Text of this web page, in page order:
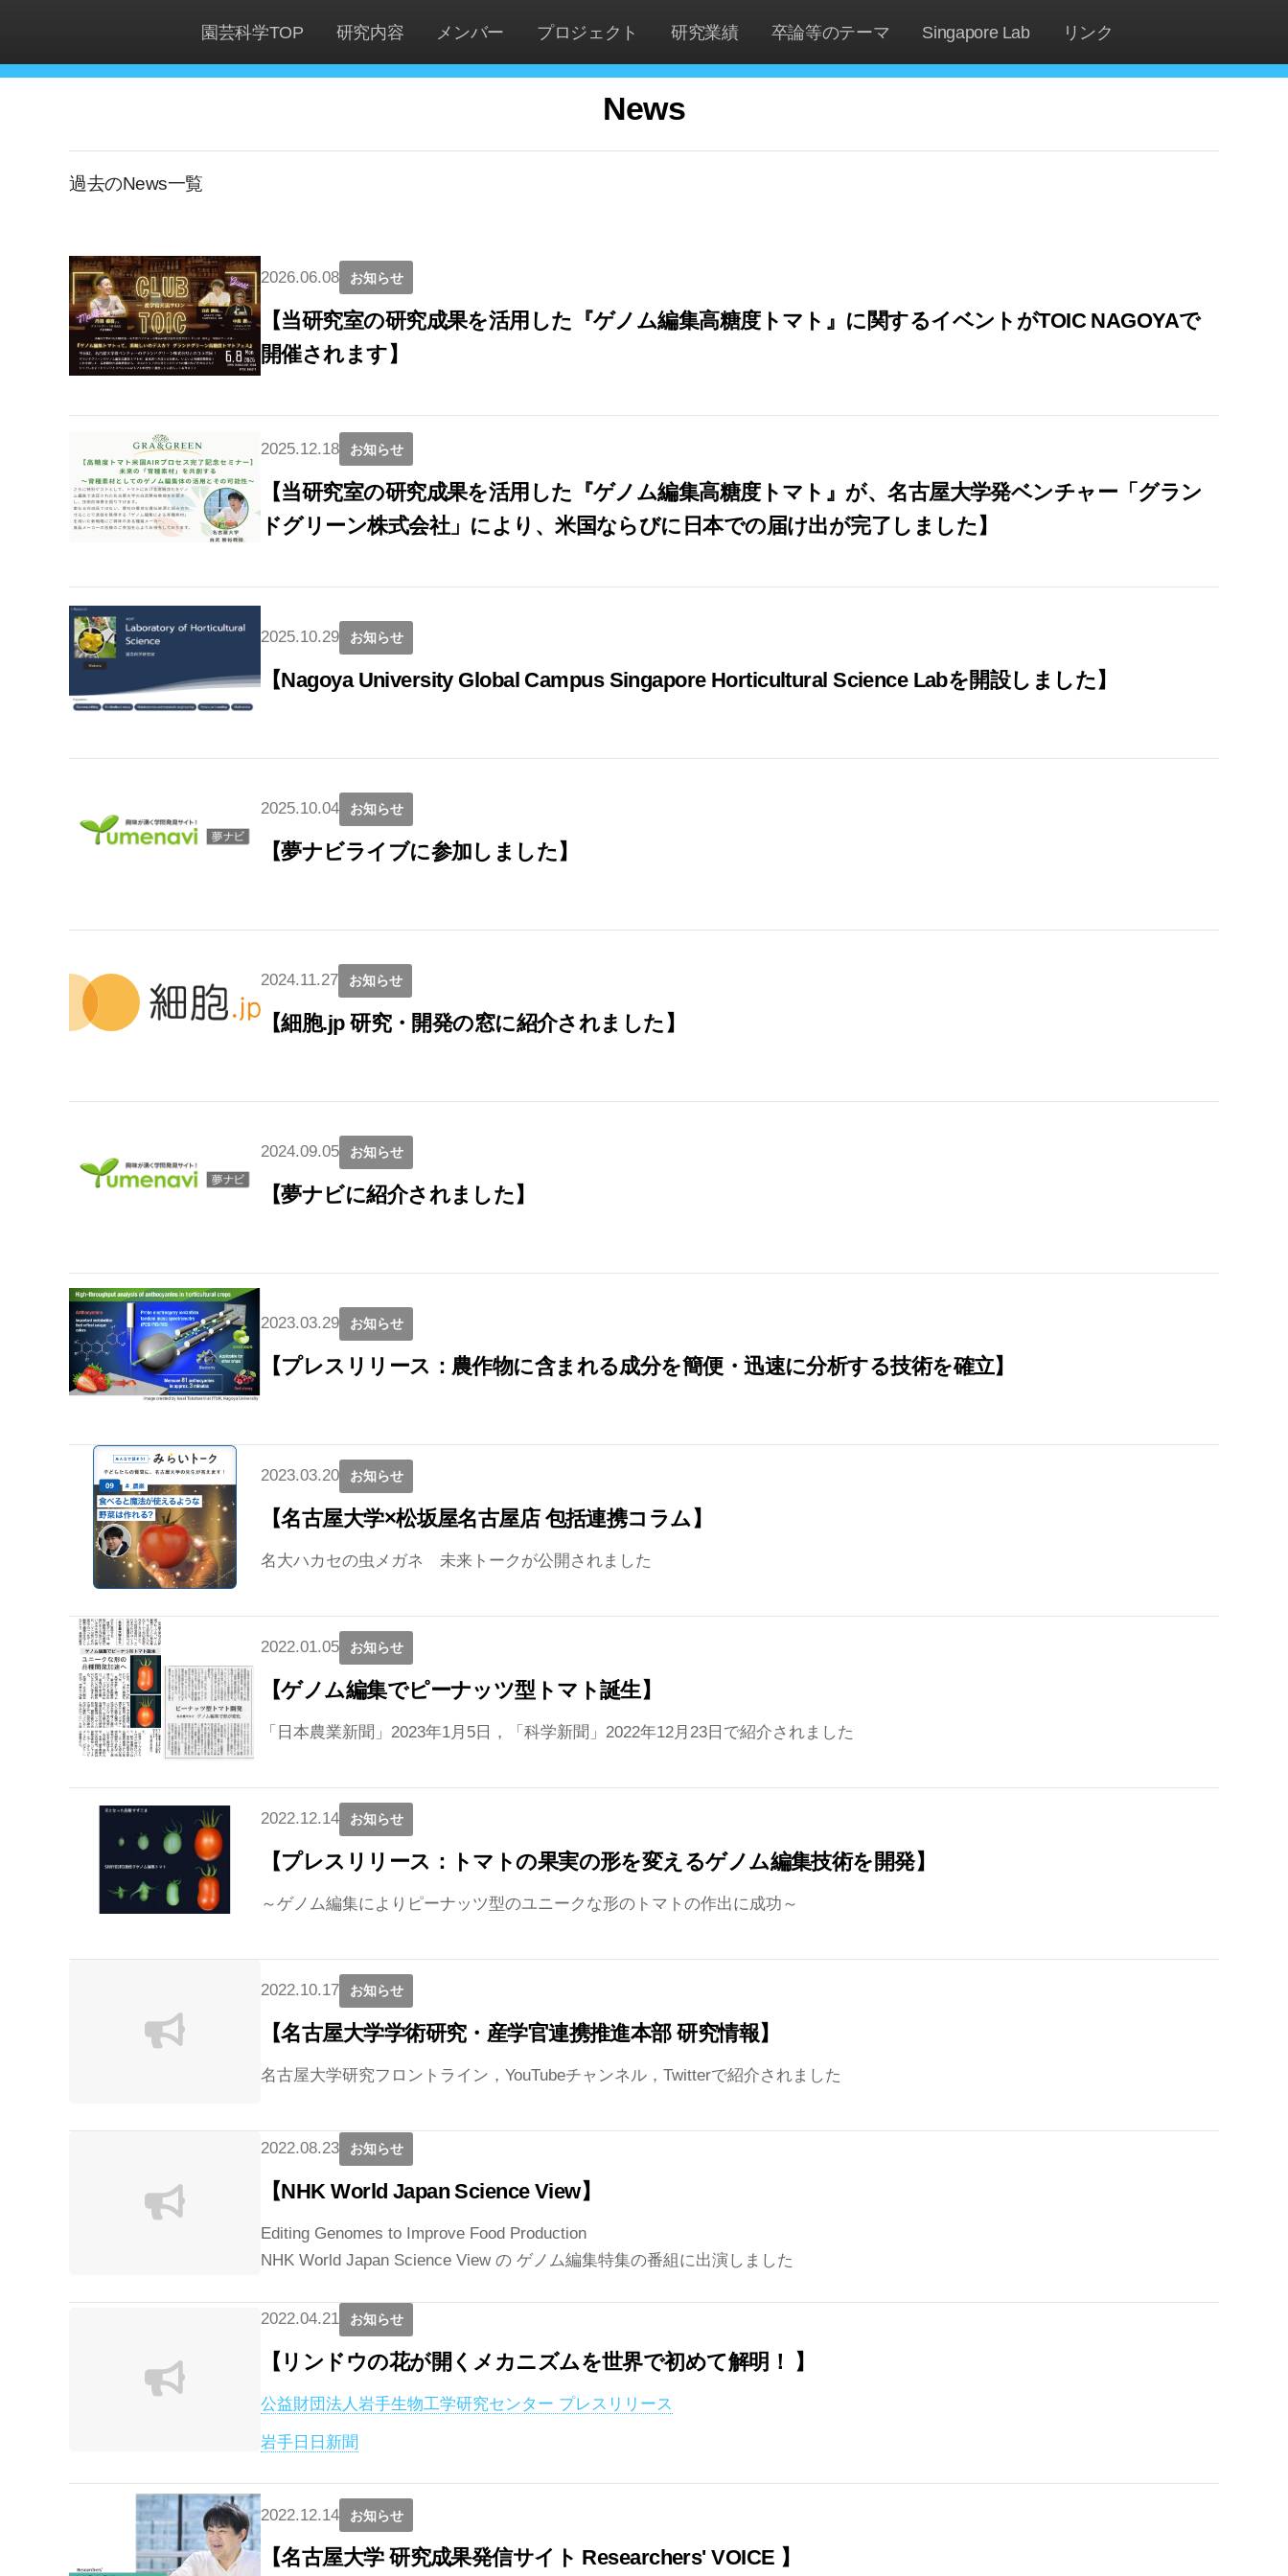
園芸科学TOP 研究内容 メンバー プロジェクト 研究業績 卒論等のテーマ Singapore Lab リンク
News
過去のNews一覧
2026.06.08 お知らせ
【当研究室の研究成果を活用した『ゲノム編集高糖度トマト』に関するイベントがTOIC NAGOYAで
開催されます】
2025.12.18 お知らせ
【当研究室の研究成果を活用した『ゲノム編集高糖度トマト』が、名古屋大学発ベンチャー「グラン
ドグリーン株式会社」により、米国ならびに日本での届け出が完了しました】
2025.10.29 お知らせ
【Nagoya University Global Campus Singapore Horticultural Science Labを開設しました】
2025.10.04 お知らせ
【夢ナビライブに参加しました】
2024.11.27 お知らせ
【細胞.jp 研究・開発の窓に紹介されました】
2024.09.05 お知らせ
【夢ナビに紹介されました】
2023.03.29 お知らせ
【プレスリリース：農作物に含まれる成分を簡便・迅速に分析する技術を確立】
2023.03.20 お知らせ
【名古屋大学×松坂屋名古屋店 包括連携コラム】
名大ハカセの虫メガネ 未来トークが公開されました
2022.01.05 お知らせ
【ゲノム編集でピーナッツ型トマト誕生】
「日本農業新聞」2023年1月5日，「科学新聞」2022年12月23日で紹介されました
2022.12.14 お知らせ
【プレスリリース：トマトの果実の形を変えるゲノム編集技術を開発】
～ゲノム編集によりピーナッツ型のユニークな形のトマトの作出に成功～
2022.10.17 お知らせ
【名古屋大学学術研究・産学官連携推進本部 研究情報】
名古屋大学研究フロントライン，YouTubeチャンネル，Twitterで紹介されました
2022.08.23 お知らせ
【NHK World Japan Science View】
Editing Genomes to Improve Food Production
NHK World Japan Science View の ゲノム編集特集の番組に出演しました
2022.04.21 お知らせ
【リンドウの花が開くメカニズムを世界で初めて解明！ 】
公益財団法人岩手生物工学研究センター プレスリリース
岩手日日新聞
2022.12.14 お知らせ
【名古屋大学 研究成果発信サイト Researchers' VOICE 】